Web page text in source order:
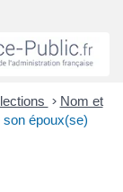
> Nom et
son époux(se)